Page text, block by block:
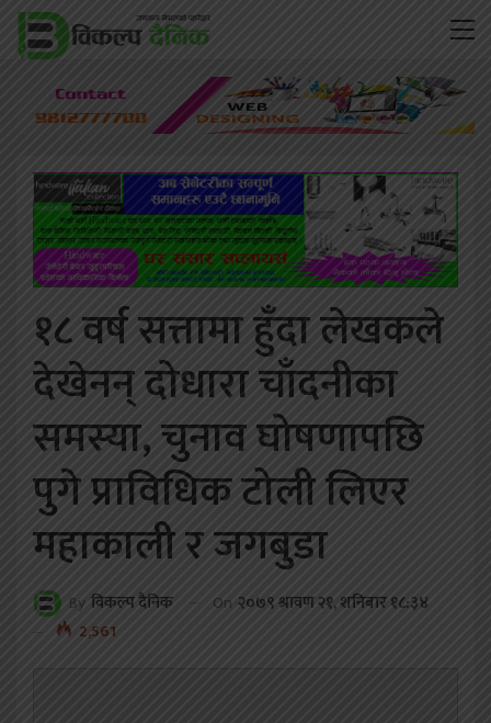
१८ वर्ष सत्तामा हुँदा लेखकले
देखेनन् दोधारा चाँदनीका
समस्या, चुनाव घोषणापछि
पुगे प्राविधिक टोली लिएर
महाकाली र जगबुडा
By विकल्प दैनिक On २०७९ श्रावण २१, शनिबार १८:३४
2,561